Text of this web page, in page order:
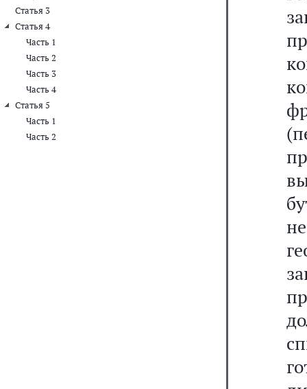
Статья 3
Статья 4
Часть 1
Часть 2
Часть 3
Часть 4
Статья 5
Часть 1
Часть 2